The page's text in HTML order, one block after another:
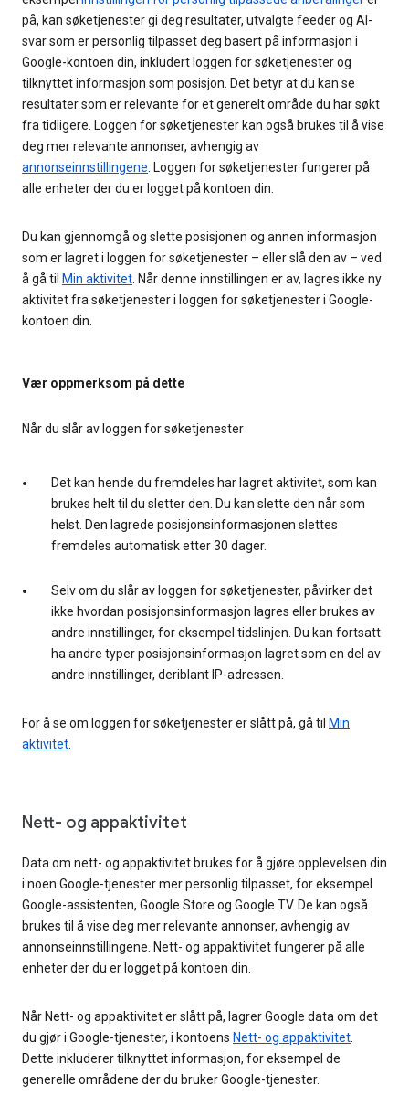
på, kan søketjenester gi deg resultater, utvalgte feeder og AI-
svar som er personlig tilpasset deg basert på informasjon i
Google-kontoen din, inkludert loggen for søketjenester og
tilknyttet informasjon som posisjon. Det betyr at du kan se
resultater som er relevante for et generelt område du har søkt
fra tidligere. Loggen for søketjenester kan også brukes til å vise
deg mer relevante annonser, avhengig av
annonseinnstillingene. Loggen for søketjenester fungerer på
alle enheter der du er logget på kontoen din.
Du kan gjennomgå og slette posisjonen og annen informasjon
som er lagret i loggen for søketjenester – eller slå den av – ved
å gå til Min aktivitet. Når denne innstillingen er av, lagres ikke ny
aktivitet fra søketjenester i loggen for søketjenester i Google-
kontoen din.
Vær oppmerksom på dette
Når du slår av loggen for søketjenester
Det kan hende du fremdeles har lagret aktivitet, som kan
brukes helt til du sletter den. Du kan slette den når som
helst. Den lagrede posisjonsinformasjonen slettes
fremdeles automatisk etter 30 dager.
Selv om du slår av loggen for søketjenester, påvirker det
ikke hvordan posisjonsinformasjon lagres eller brukes av
andre innstillinger, for eksempel tidslinjen. Du kan fortsatt
ha andre typer posisjonsinformasjon lagret som en del av
andre innstillinger, deriblant IP-adressen.
For å se om loggen for søketjenester er slått på, gå til Min
aktivitet.
Nett- og appaktivitet
Data om nett- og appaktivitet brukes for å gjøre opplevelsen din
i noen Google-tjenester mer personlig tilpasset, for eksempel
Google-assistenten, Google Store og Google TV. De kan også
brukes til å vise deg mer relevante annonser, avhengig av
annonseinnstillingene. Nett- og appaktivitet fungerer på alle
enheter der du er logget på kontoen din.
Når Nett- og appaktivitet er slått på, lagrer Google data om det
du gjør i Google-tjenester, i kontoens Nett- og appaktivitet.
Dette inkluderer tilknyttet informasjon, for eksempel de
generelle områdene der du bruker Google-tjenester.